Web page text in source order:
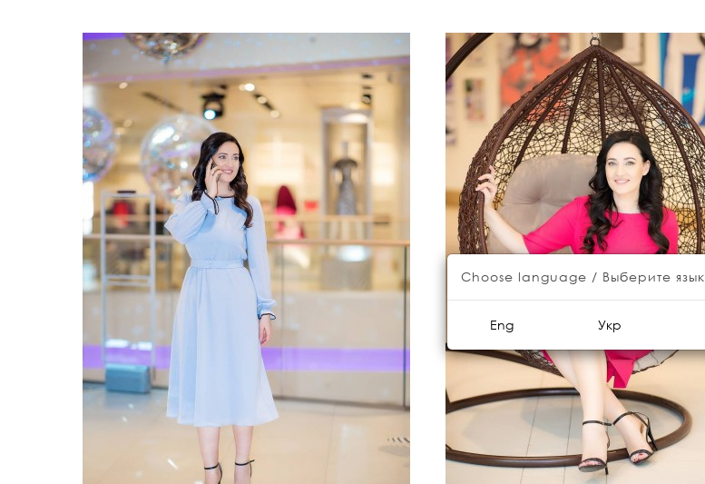
Choose language / Выберите язык
Eng Укр